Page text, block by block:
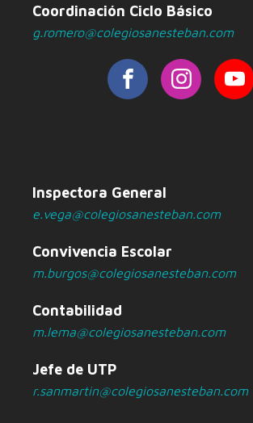
Coordinación Ciclo Básico
g.romero@colegiosanesteban.com
Inspectora General
e.vega@colegiosanesteban.com
Convivencia Escolar
m.burgos@colegiosanesteban.com
Contabilidad
m.lema@colegiosanesteban.com
Jefe de UTP
r.sanmartin@colegiosanesteban.com